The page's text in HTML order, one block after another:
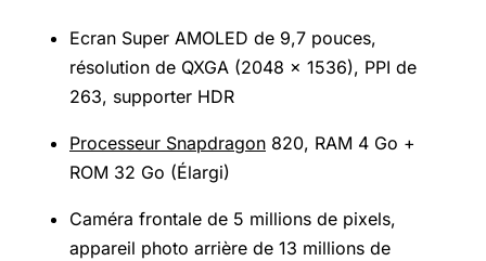
Ecran Super AMOLED de 9,7 pouces,
résolution de QXGA (2048 x 1536), PPI de
263, supporter HDR
Processeur Snapdragon 820, RAM 4 Go +
ROM 32 Go (Élargi)
Caméra frontale de 5 millions de pixels,
appareil photo arrière de 13 millions de